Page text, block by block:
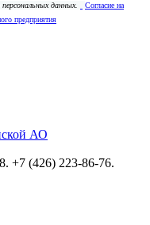
данных.
Согласие на
предприятия
АО
+7 (426) 223-86-76.